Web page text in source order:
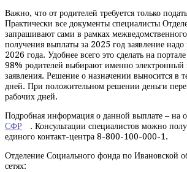
Важно, что от родителей требуется только
Практически все документы специалисты
запрашивают сами в рамках
получения выплаты за 2025 год заявление надо
2026 года. Удобнее всего это сделать на
98% родителей выбирают именно электронный
заявления. Решение о назначении выносится в
дней. При положительном решении деньги
рабочих дней.
Подробная информация о данной выплате – на
СФР
. Консультации специалистов можно
единого контакт-центра 8-800-100-000-1.
Отделение Социального фонда по Ивановской
сетях: